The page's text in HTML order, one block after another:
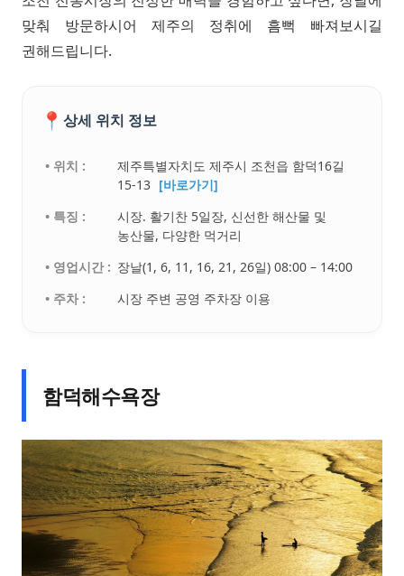
맞춰 방문하시어 제주의 정취에 흠뻑 빠져보시길
권해드립니다.
📍 상세 위치 정보
• 위치 :
제주특별자치도 제주시 조천읍 함덕16길
15-13 [바로가기]
• 특징 :
시장. 활기찬 5일장, 신선한 해산물 및
농산물, 다양한 먹거리
• 영업시간 : 장날(1, 6, 11, 16, 21, 26일) 08:00 – 14:00
• 주차 :
시장 주변 공영 주차장 이용
함덕해수욕장